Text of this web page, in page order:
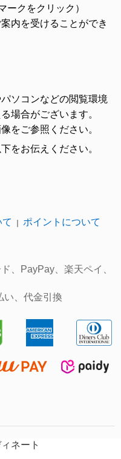
ークをクリック）
内を受けることができ
ソコンなどの閲覧環境
場合がございます。
をご参照ください。
をお伝えください。
｜ ポイントについて
、PayPay、楽天ペイ、
い、代金引換
ネート